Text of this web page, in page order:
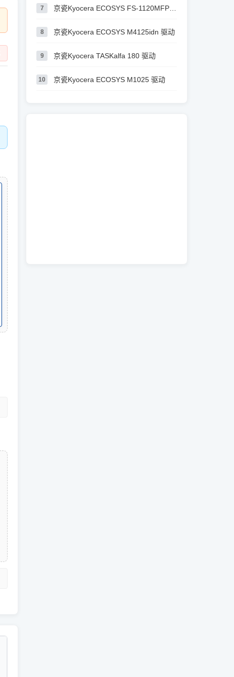
7
8 京瓷Kyocera ECOSYS M4125idn 驱动
9 京瓷Kyocera TASKalfa 180 驱动
10 京瓷Kyocera ECOSYS M1025 驱动